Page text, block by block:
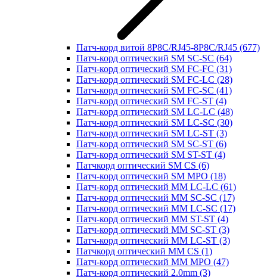
Патч-корд витой 8P8C/RJ45-8P8C/RJ45 (677)
Патч-корд оптический SM SC-SC (64)
Патч-корд оптический SM FC-FC (31)
Патч-корд оптический SM FC-LC (28)
Патч-корд оптический SM FC-SC (41)
Патч-корд оптический SM FC-ST (4)
Патч-корд оптический SM LC-LC (48)
Патч-корд оптический SM LC-SC (30)
Патч-корд оптический SM LC-ST (3)
Патч-корд оптический SM SC-ST (6)
Патч-корд оптический SM ST-ST (4)
Патчкорд оптический SM CS (6)
Патч-корд оптический SM MPO (18)
Патч-корд оптический MM LC-LC (61)
Патч-корд оптический MM SC-SC (17)
Патч-корд оптический MM LC-SC (17)
Патч-корд оптический MM ST-ST (4)
Патч-корд оптический MM SC-ST (3)
Патч-корд оптический MM LC-ST (3)
Патчкорд оптический MM CS (1)
Патч-корд оптический MM MPO (47)
Патч-корд оптический 2.0mm (3)